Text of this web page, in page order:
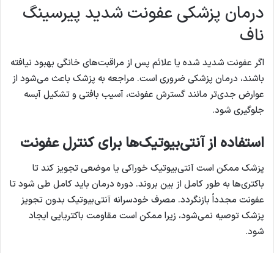
درمان پزشکی عفونت شدید پیرسینگ
ناف
اگر عفونت شدید شده یا علائم پس از مراقبت‌های خانگی بهبود نیافته
باشند، درمان پزشکی ضروری است. مراجعه به پزشک باعث می‌شود از
عوارض جدی‌تر مانند گسترش عفونت، آسیب بافتی و تشکیل آبسه
جلوگیری شود.
استفاده از آنتی‌بیوتیک‌ها برای کنترل عفونت
پزشک ممکن است آنتی‌بیوتیک خوراکی یا موضعی تجویز کند تا
باکتری‌ها به طور کامل از بین بروند. دوره درمان باید کامل طی شود تا
عفونت مجدداً بازنگردد. مصرف خودسرانه آنتی‌بیوتیک بدون تجویز
پزشک توصیه نمی‌شود، زیرا ممکن است مقاومت باکتریایی ایجاد
شود.